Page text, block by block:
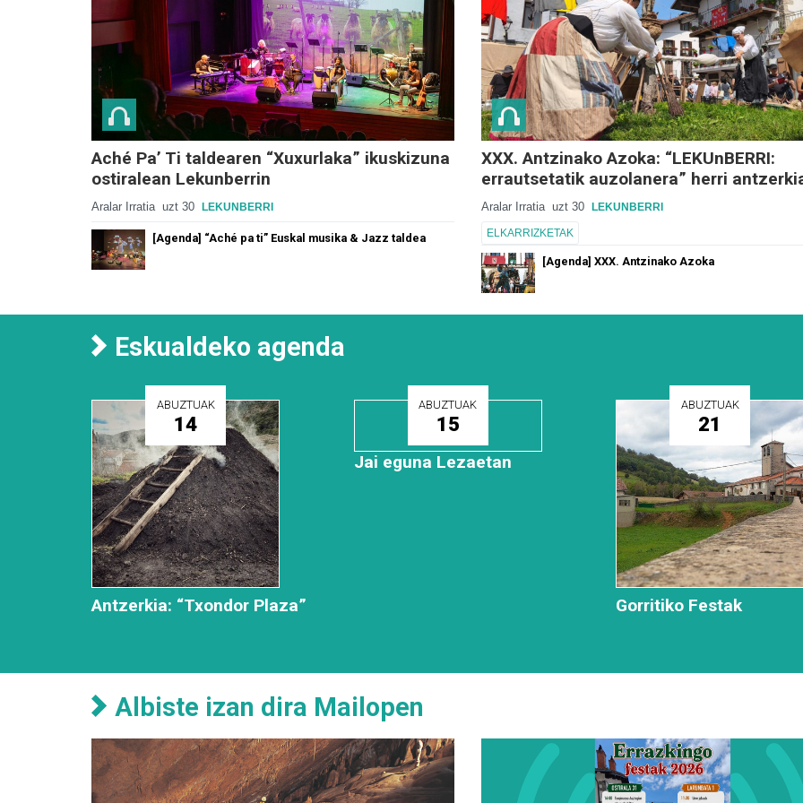
Aché Pa’ Ti taldearen “Xuxurlaka” ikuskizuna
ostiralean Lekunberrin
Aralar Irratia uzt 30 LEKUNBERRI
[Agenda] “Aché pa ti” Euskal musika & Jazz taldea
XXX. Antzinako Azoka: “LEKUnBERRI:
errautsetatik auzolanera” herri
Aralar Irratia uzt 30 LEKUNBERRI
ELKARRIZKETAK
[Agenda] XXX. Antzinako Azoka
Eskualdeko agenda
ABUZTUAK
14
Antzerkia: “Txondor Plaza”
ABUZTUAK
15
Jai eguna Lezaetan
ABUZTUAK
21
Gorritiko Festak
Albiste izan dira Mailopen